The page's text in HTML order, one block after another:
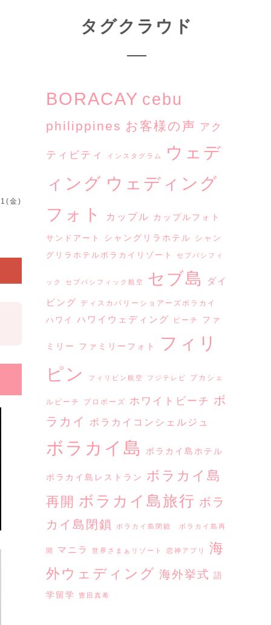
金)
タグクラウド
BORACAY cebu
philippines お客様の声 アク
ティビティ インスタグラム
ウェデ
ィング ウェディング
フォト
カップル カップルフォト
サンドアート シャングリラホテル シャン
グリラホテルボラカイリゾート
セブパシフィ
ック セブパシフィック航空 セブ島 ダイ
ビング ディスカバリーショアーズボラカイ
ハワイ ハワイウェディング ビーチ ファ
ミリー ファミリーフォト
フィリ
ピン
フィリピン航空 フジテレビ プカシェ
ルビーチ プロポーズ ホワイトビーチ ボ
ラカイ
ボラカイコンシェルジュ
ボラカイ島 ボラカイ島ホテル
ボラカイ島レストラン
ボラカイ島
再開 ボラカイ島旅行 ボラ
カイ島閉鎖
ボラカイ島閉鎖 ボラカイ島再
開 マニラ 世界さまぁリゾート 恋神アプリ
海
外ウェディング 海外挙式 語
学留学
豊田真希